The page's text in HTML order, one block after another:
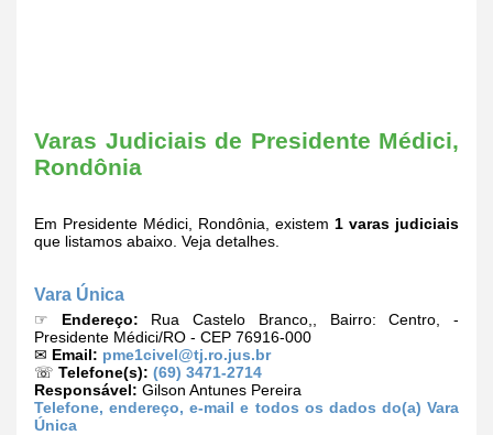
Varas Judiciais de Presidente Médici,
Rondônia
Em Presidente Médici, Rondônia, existem 1 varas judiciais
que listamos abaixo. Veja detalhes.
Vara Única
☞ Endereço: Rua Castelo Branco,, Bairro: Centro, -
Presidente Médici/RO - CEP 76916-000
✉ Email: pme1civel@tj.ro.jus.br
☏ Telefone(s): (69) 3471-2714
Responsável: Gilson Antunes Pereira
Telefone, endereço, e-mail e todos os dados do(a) Vara
Única